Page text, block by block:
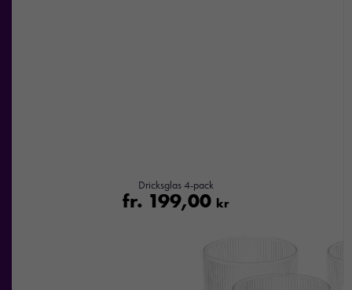
Dricksglas 4-pack
fr. 199,00 kr